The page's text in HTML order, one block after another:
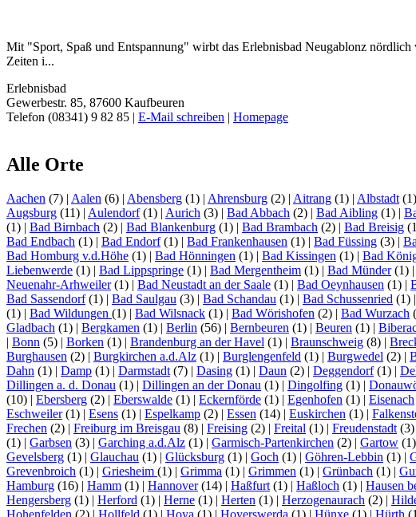
Mit "Sport, Spaß und Entspannung" wirbt das Erlebnisbad Neugablonz
Zeiten i...
Erlebnisbad
Gewerbestr. 85, 87600 Kaufbeuren
Telefon (08341) 9 82 85 | E-Mail schreiben | Homepage
Alle Orte
Aachen (7) | Aalen (6) | Abensberg (1) | Ahrensburg (2) | Aitrang (1) | Albstadt (1)
Augsburg (11) | Aulendorf(1) | Aurich (3) | Bad Abbach (2) | Bad Aibling (1) |
(1) | Bad Birnbach (2) | Bad Blankenburg (1) | Bad Brambach (2) | Bad Breisig
Bad Endbach (1) | Bad Endorf(1) | Bad Frankenhausen (1) | Bad Füssing (3) |
Bad Homburg v.d.Höhe (1) | Bad Hönningen (1) | Bad Kissingen (1) | Bad
Liebenwerde (1) | Bad Lippspringe (1) | Bad Mergentheim (1) | Bad Münder(1) |
Neuenahr-Arhweiler(1) | Bad Neustadt an der Saale (1) | Bad Oeynhausen (1) |
Bad Sassendorf(1) | Bad Saulgau (3) | Bad Schandau (1) | Bad Schussenried (1) |
(1) | Bad Wildungen (1) | Bad Wilsnack (1) | Bad Wörishofen (2) | Bad Wurzach
Gladbach (1) | Bergkamen (1) | Berlin (56) | Bernbeuren (1) | Beuren (1) |
| Bonn (5) | Borken (1) | Brandenburg an der Havel (1) | Braunschweig (8) |
Burghausen (2) | Burgkirchen a.d.Alz (1) | Burglengenfeld (1) | Burgwedel (2) |
Dahn (1) | Damp (1) | Darmstadt (7) | Dasing (1) | Daun (2) | Deggendorf(1) |
Dillingen a. d. Donau (1) | Dillingen an der Donau (1) | Dingolfing (1) |
(10) | Ebersberg (2) | Eberswalde (1) | Eckernförde (1) | Egenhofen (1) | Eisenach
Eschweiler(1) | Esens (1) | Espelkamp (2) | Essen (14) | Euskirchen (1) |
Frechen (2) | Freiburg im Breisgau (8) | Freising (2) | Freital (1) | Freudenstadt (3)
(1) | Garbsen (3) | Garching a.d.Alz (1) | Garmisch-Partenkirchen (2) | Gartow (1)
Gevelsberg (1) | Glauchau (1) | Glücksburg (1) | Goch (1) | Göhren-Lebbin (1) |
Grevenbroich (1) | Griesheim (1) | Grimma (1) | Grimmen (1) | Grünbach (1) |
Hamburg (16) | Hamm (1) | Hannover(14) | Haßfurt (1) | Haßloch (1) | Hausen
Hengersberg (1) | Herford (1) | Herne (1) | Herten (1) | Herzogenaurach (2) |